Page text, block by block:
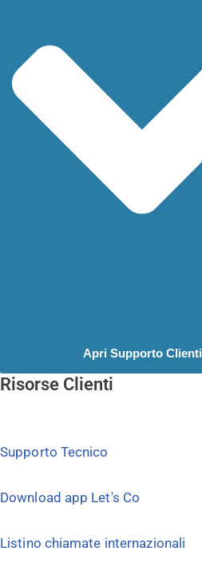
Apri Supporto Clienti
Risorse Clienti
Supporto Tecnico
Download app Let's Co
Listino chiamate internazionali